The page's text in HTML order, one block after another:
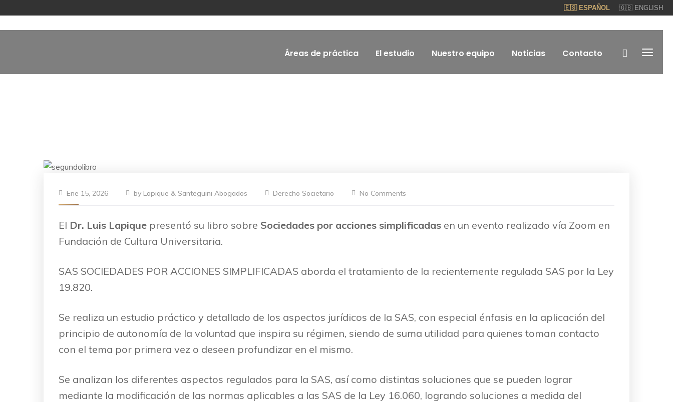
🇪🇸 ESPAÑOL 🇬🇧 ENGLISH
Áreas de práctica El estudio Nuestro equipo Noticias Contacto
Ene 15, 2026 by Lapique & Santeguini Abogados Derecho Societario No Comments
El Dr. Luis Lapique presentó su libro sobre Sociedades por acciones simplificadas en un evento realizado vía Zoom en
Fundación de Cultura Universitaria.
SAS SOCIEDADES POR ACCIONES SIMPLIFICADAS aborda el tratamiento de la recientemente regulada SAS por la Ley
19.820.
Se realiza un estudio práctico y detallado de los aspectos jurídicos de la SAS, con especial énfasis en la aplicación del
principio de autonomía de la voluntad que inspira su régimen, siendo de suma utilidad para quienes toman contacto
con el tema por primera vez o deseen profundizar en el mismo.
Se analizan los diferentes aspectos regulados para la SAS, así como distintas soluciones que se pueden lograr
mediante la modificación de las normas aplicables a las SAS de la Ley 16.060, logrando soluciones a medida del